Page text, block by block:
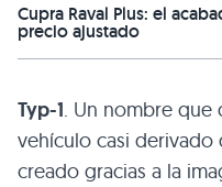
Cupra Raval Plus: el
precio ajustado
Typ-1 . Un nombre
vehículo casi derivado
creado gracias a la